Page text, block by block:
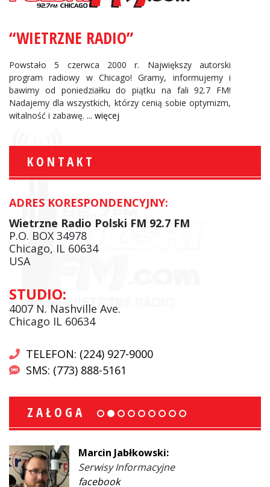
“WIETRZNE RADIO”
Powstało 5 czerwca 2000 r. Największy autorski
program radiowy w Chicago! Gramy, informujemy i
bawimy od poniedziałku do piątku na fali 92.7 FM!
Nadajemy dla wszystkich, którzy cenią sobie optymizm,
witalność i zabawę. ... więcej
KONTAKT
ADRES KORESPONDENCYJNY:
Wietrzne Radio Polski FM 92.7 FM
P.O. BOX 34978
Chicago, IL 60634
USA
STUDIO:
4007 N. Nashville Ave.
Chicago IL 60634
TELEFON: (224) 927-9000
SMS: (773) 888-5161
ZAŁOGA
Marcin Jabłkowski:
Serwisy Informacyjne
facebook